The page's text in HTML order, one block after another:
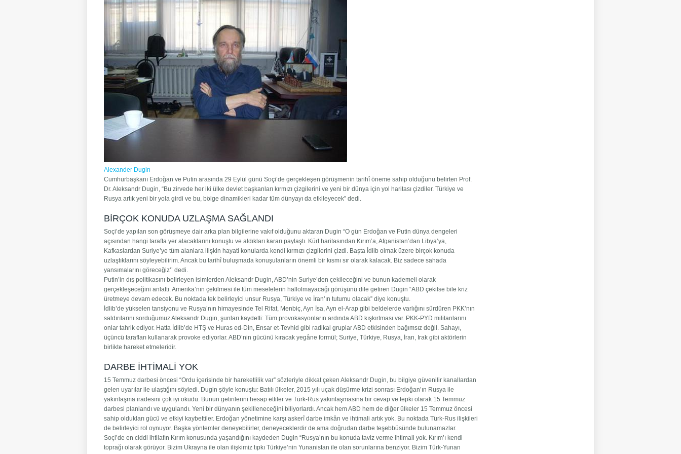
Alexander Dugin
Cumhurbaşkanı Erdoğan ve Putin arasında 29 Eylül günü Soçi’de gerçekleşen görüşmenin tarihî öneme sahip olduğunu belirten Prof.
Dr. Aleksandr Dugin, “Bu zirvede her iki ülke devlet başkanları kırmızı çizgilerini ve yeni bir dünya için yol haritası çizdiler. Türkiye ve
Rusya artık yeni bir yola girdi ve bu, bölge dinamikleri kadar tüm dünyayı da etkileyecek” dedi.
BİRÇOK KONUDA UZLAŞMA SAĞLANDI
Soçi’de yapılan son görüşmeye dair arka plan bilgilerine vakıf olduğunu aktaran Dugin “O gün Erdoğan ve Putin dünya dengeleri
açısından hangi tarafta yer alacaklarını konuştu ve aldıkları kararı paylaştı. Kürt haritasından Kırım’a, Afganistan’dan Libya’ya,
Kafkaslardan Suriye’ye tüm alanlara ilişkin hayati konularda kendi kırmızı çizgilerini çizdi. Başta İdlib olmak üzere birçok konuda
uzlaştıklarını söyleyebilirim. Ancak bu tarihî buluşmada konuşulanların önemli bir kısmı sır olarak kalacak. Biz sadece sahada
yansımalarını göreceğiz’’ dedi.
Putin’in dış politikasını belirleyen isimlerden Aleksandr Dugin, ABD’nin Suriye’den çekileceğini ve bunun kademeli olarak
gerçekleşeceğini anlattı. Amerika’nın çekilmesi ile tüm meselelerin hallolmayacağı görüşünü dile getiren Dugin “ABD çekilse bile kriz
üretmeye devam edecek. Bu noktada tek belirleyici unsur Rusya, Türkiye ve İran’ın tutumu olacak” diye konuştu.
İdlib’de yükselen tansiyonu ve Rusya’nın himayesinde Tel Rifat, Menbiç, Ayn İsa, Ayn el-Arap gibi beldelerde varlığını sürdüren PKK’nın
saldırılarını sorduğumuz Aleksandr Dugin, şunları kaydetti: Tüm provokasyonların ardında ABD kışkırtması var. PKK-PYD militanlarını
onlar tahrik ediyor. Hatta İdlib’de HTŞ ve Huras ed-Din, Ensar et-Tevhid gibi radikal gruplar ABD etkisinden bağımsız değil. Sahayı,
üçüncü tarafları kullanarak provoke ediyorlar. ABD’nin gücünü kıracak yegâne formül; Suriye, Türkiye, Rusya, İran, Irak gibi aktörlerin
birlikte hareket etmeleridir.
DARBE İHTİMALİ YOK
15 Temmuz darbesi öncesi “Ordu içerisinde bir hareketlilik var” sözleriyle dikkat çeken Aleksandr Dugin, bu bilgiye güvenilir kanallardan
gelen uyarılar ile ulaştığını söyledi. Dugin şöyle konuştu: Batılı ülkeler, 2015 yılı uçak düşürme krizi sonrası Erdoğan’ın Rusya ile
yakınlaşma iradesini çok iyi okudu. Bunun getirilerini hesap ettiler ve Türk-Rus yakınlaşmasına bir cevap ve tepki olarak 15 Temmuz
darbesi planlandı ve uygulandı. Yeni bir dünyanın şekilleneceğini biliyorlardı. Ancak hem ABD hem de diğer ülkeler 15 Temmuz öncesi
sahip oldukları gücü ve etkiyi kaybettiler. Erdoğan yönetimine karşı askerî darbe imkân ve ihtimali artık yok. Bu noktada Türk-Rus ilişkileri
de belirleyici rol oynuyor. Başka yöntemler deneyebilirler, deneyeceklerdir de ama doğrudan darbe teşebbüsünde bulunamazlar.
Soçi’de en ciddi ihtilafın Kırım konusunda yaşandığını kaydeden Dugin “Rusya’nın bu konuda taviz verme ihtimali yok. Kırım’ı kendi
toprağı olarak görüyor. Bizim Ukrayna ile olan ilişkimiz tıpkı Türkiye’nin Yunanistan ile olan sorunlarına benziyor. Bizim Türk-Yunan